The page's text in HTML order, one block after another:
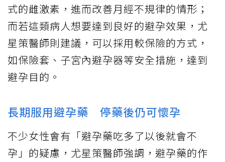
式的雌激素，進而改善月經不規律的情形；
而若這類病人想要達到良好的避孕效果，尤
星策醫師則建議，可以採用較保險的方式，
如保險套、子宮內避孕器等安全措施，達到
避孕目的。
長期服用避孕藥 停藥後仍可懷孕
不少女性會有「避孕藥吃多了以後就會不
孕」的疑慮，尤星策醫師強調，避孕藥的作